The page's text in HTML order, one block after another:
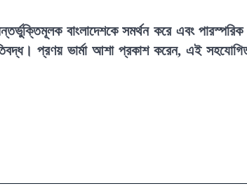
বাংলাদেশকে সমর্থন করে এবং পারস্পরিক
প্রণয় ভার্মা আশা প্রকাশ করেন, এই